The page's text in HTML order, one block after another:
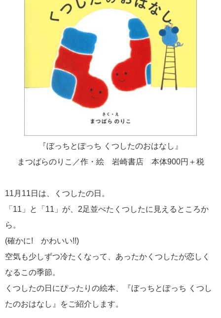
『ぼっちとぽっち くつしたのおはなし』
まつばらのりこ／作・絵 岩崎書店 本体900円＋税
11月11日は、くつしたの日。
「11」と「11」が、2足並べたくつしたに見えるところか
ら。
(確かに! かわいい!!)
空気も少しずつ冷たくなって、あったかくつしたが恋しく
なるこの季節。
くつしたの日にぴったりの絵本、『ぼっちとぽっち くつし
たのおはなし』をご紹介します。